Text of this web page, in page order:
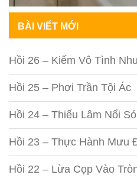
BÀI VIẾT MỚI
Hồi 26 – Kiếm Vô Tình
Hồi 25 – Phơi Trần Tội Ác
Hồi 24 – Thiếu Lâm Nổi
Hồi 23 – Thực Hành Mưu
Hồi 22 – Lừa Cọp Vào